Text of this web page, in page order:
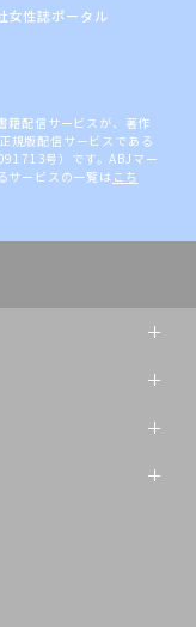
女性誌ポータル
籍配信サービスが、著作
規版配信サービスである
号）です。ABJマー
サービスの一覧は こち